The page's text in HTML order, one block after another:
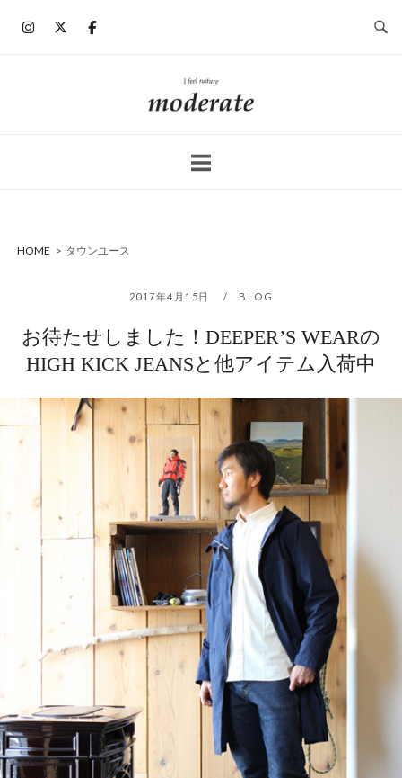
ホ
ー
HOME > タウンユース
2017年4月15日 BLOG
お待たせしました！DEEPER’S WEARの
HIGH KICK JEANSと他アイテム入荷中